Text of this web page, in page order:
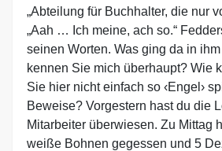
„Abteilung für Buchhalter, die nur
„Aah … Ich meine, ach so.“
seinen Worten. Was ging da in ihm
kennen Sie mich überhaupt? Wie
Sie hier nicht einfach so ‹Engel›
Beweise? Vorgestern hast du die
Mitarbeiter überwiesen. Zu Mittag
weiße Bohnen gegessen und 5